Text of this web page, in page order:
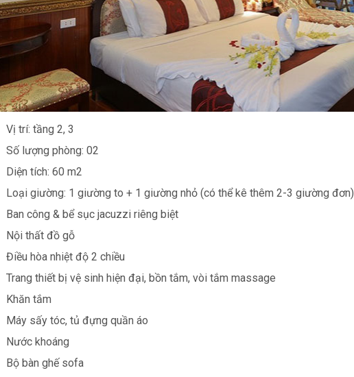
Vị trí: tầng 2, 3
Số lượng phòng: 02
Diện tích: 60 m2
Loại giường: 1 giường to + 1 giường nhỏ (có thể kê thêm 2-3 giường đơn)
Ban công & bể sục jacuzzi riêng biệt
Nội thất đồ gỗ
Điều hòa nhiệt độ 2 chiều
Trang thiết bị vệ sinh hiện đại, bồn tắm, vòi tắm massage
Khăn tắm
Máy sấy tóc, tủ đựng quần áo
Nước khoáng
Bộ bàn ghế sofa